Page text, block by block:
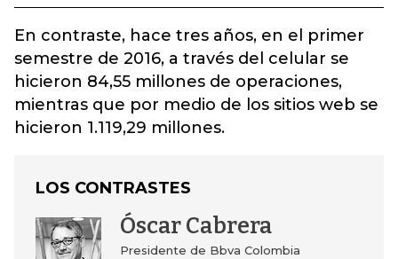
En contraste, hace tres años, en el primer
semestre de 2016, a través del celular se
hicieron 84,55 millones de operaciones,
mientras que por medio de los sitios web se
hicieron 1.119,29 millones.
LOS CONTRASTES
Óscar Cabrera
Presidente de Bbva Colombia